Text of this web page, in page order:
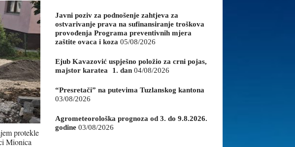
protekle
Mionica
Javni poziv za podnošenje zahtjeva za
ostvarivanje prava na sufinansiranje troškova
provođenja Programa preventivnih mjera
zaštite ovaca i koza 05/08/2026
Ejub Kavazović uspješno položio za crni pojas,
majstor karatea 1. dan 04/08/2026
“Presretači” na putevima Tuzlanskog kantona
03/08/2026
Agrometeorološka prognoza od 3. do 9.8.2026.
godine 03/08/2026